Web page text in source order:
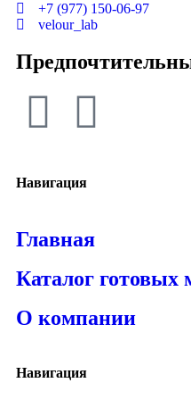
+7 (977) 150-06-97
velour_lab
Навигация
Главная
Каталог готовых
О компании
Навигация